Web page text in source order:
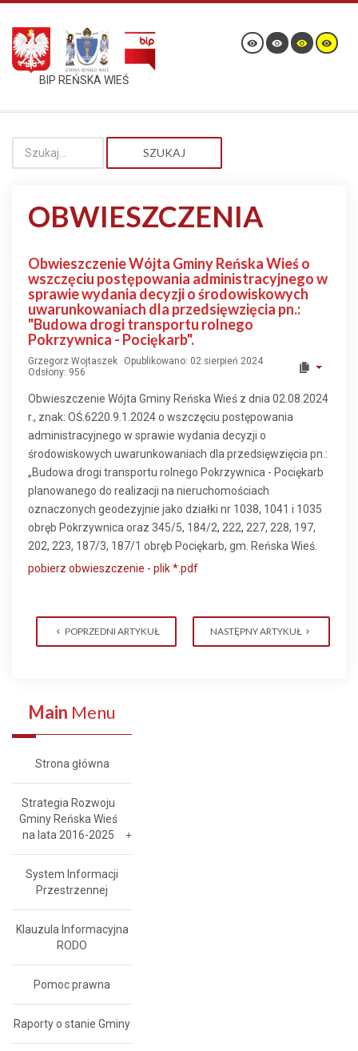
BIP REŃSKA WIEŚ
SZUKAJ
OBWIESZCZENIA
Obwieszczenie Wójta Gminy Reńska Wieś o
wszczęciu postępowania administracyjnego w
sprawie wydania decyzji o środowiskowych
uwarunkowaniach dla przedsięwzięcia pn.:
"Budowa drogi transportu rolnego
Pokrzywnica - Pociękarb".
Grzegorz Wojtaszek
Opublikowano: 02 sierpień 2024
Odsłony: 956
Obwieszczenie Wójta Gminy Reńska Wieś z dnia 02.08.2024
r., znak: OŚ.6220.9.1.2024 o wszczęciu postępowania
administracyjnego w sprawie wydania decyzji o
środowiskowych uwarunkowaniach dla przedsięwzięcia pn.:
„Budowa drogi transportu rolnego Pokrzywnica - Pociękarb
planowanego do realizacji na nieruchomościach
oznaczonych geodezyjnie jako działki nr 1038, 1041 i 1035
obręb Pokrzywnica oraz 345/5, 184/2, 222, 227, 228, 197,
202, 223, 187/3, 187/1 obręb Pociękarb, gm. Reńska Wieś.
pobierz obwieszczenie - plik *.pdf
POPRZEDNI ARTYKUŁ NASTĘPNY ARTYKUŁ
Main Menu
Strona główna
Strategia Rozwoju
Gminy Reńska Wieś
na lata 2016-2025
System Informacji
Przestrzennej
Klauzula Informacyjna
RODO
Pomoc prawna
Raporty o stanie Gminy